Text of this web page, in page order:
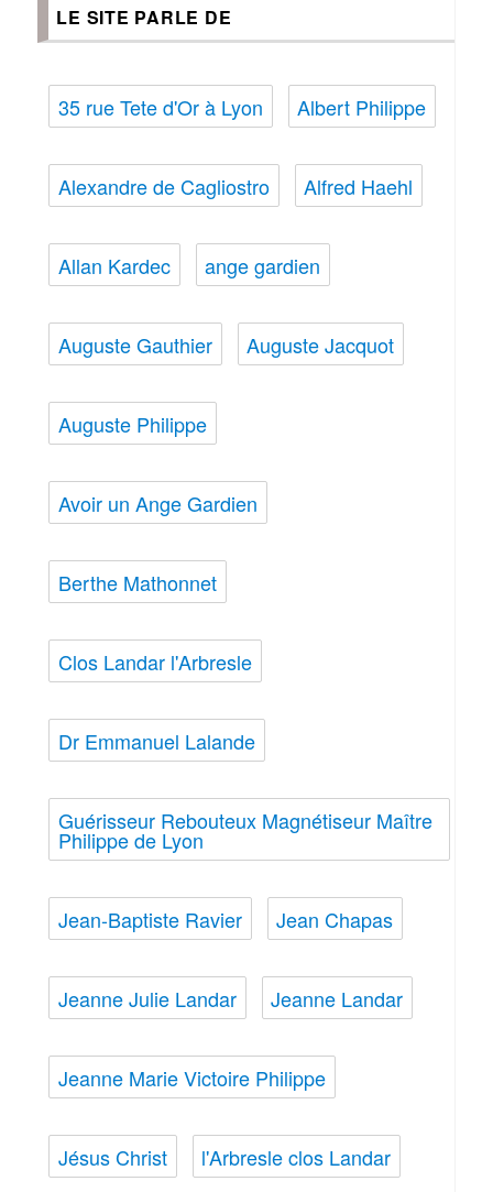
LE SITE PARLE DE
35 rue Tete d'Or à Lyon Albert Philippe
Alexandre de Cagliostro Alfred Haehl
Allan Kardec ange gardien
Auguste Gauthier Auguste Jacquot
Auguste Philippe
Avoir un Ange Gardien
Berthe Mathonnet
Clos Landar l'Arbresle
Dr Emmanuel Lalande
Guérisseur Rebouteux Magnétiseur Maître
Philippe de Lyon
Jean-Baptiste Ravier Jean Chapas
Jeanne Julie Landar Jeanne Landar
Jeanne Marie Victoire Philippe
Jésus Christ l'Arbresle clos Landar